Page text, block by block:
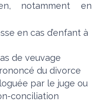
notamment en
en cas d’enfant à
de veuvage
du divorce
par le juge ou
conciliation